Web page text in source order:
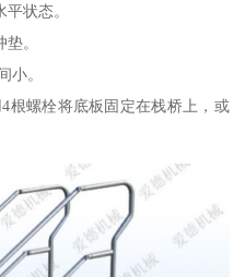
状态。
。
小。
根螺栓将底板固定在栈桥上，或